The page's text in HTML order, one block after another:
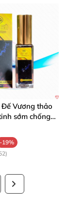
Đế Vương thảo
sớm chống
-19%